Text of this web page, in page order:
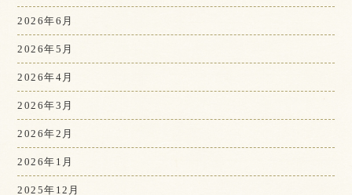
2026年6月
2026年5月
2026年4月
2026年3月
2026年2月
2026年1月
2025年12月